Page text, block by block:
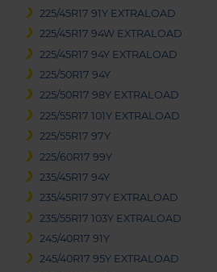
225/45R17 91Y EXTRALOAD
225/45R17 94W EXTRALOAD
225/45R17 94Y EXTRALOAD
225/50R17 94Y
225/50R17 98Y EXTRALOAD
225/55R17 101Y EXTRALOAD
225/55R17 97Y
225/60R17 99Y
235/45R17 94Y
235/45R17 97Y EXTRALOAD
235/55R17 103Y EXTRALOAD
245/40R17 91Y
245/40R17 95Y EXTRALOAD